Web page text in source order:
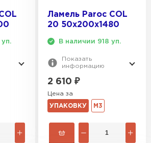
Ламель Paroc COL
20 50х200х1480
В наличии 918 уп.
Показать
информацию
2 610 ₽
Цена за
УПАКОВКУ М3
ПРОИЗВОДИТЕЛИ